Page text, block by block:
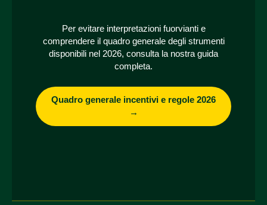
Per evitare interpretazioni fuorvianti e
comprendere il quadro generale degli strumenti
disponibili nel 2026, consulta la nostra guida
completa.
Quadro generale incentivi e regole 2026
→